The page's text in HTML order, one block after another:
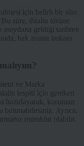
için belirli bir süre
Bu süre, ihlalin türüne
geldiği tarihten
hak arama imkanı
ve Marka
tespiti için gereken
kurumun
bulunabilirsiniz. Ayrıca,
mümkün olabilir.